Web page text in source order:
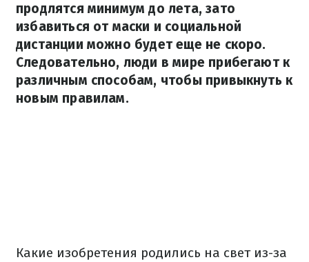
продлятся минимум до лета, зато
избавиться от маски и социальной
дистанции можно будет еще не скоро.
Следовательно, люди в мире прибегают к
различным способам, чтобы привыкнуть к
новым правилам.
Какие изобретения родились на свет из-за